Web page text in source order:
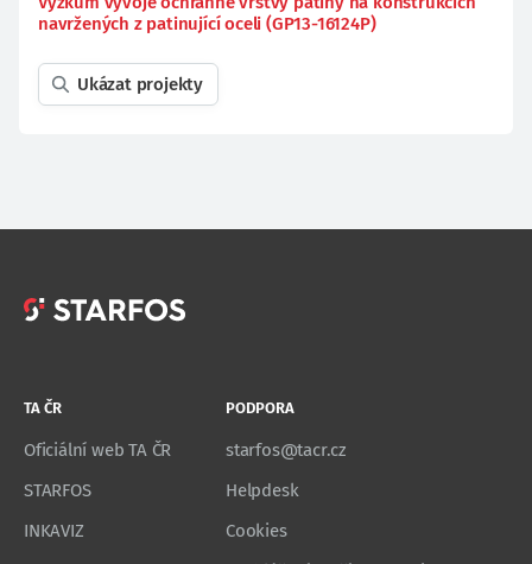
navržených z patinující oceli (GP13-16124P)
Ukázat projekty
TA ČR
Oficiální web TA ČR
STARFOS
INKAVIZ
PODPORA
starfos@tacr.cz
Helpdesk
Cookies